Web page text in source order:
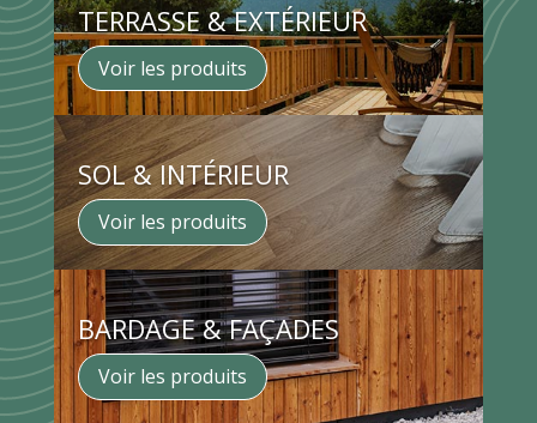
TERRASSE & EXTÉRIEUR
Voir les produits
SOL & INTÉRIEUR
Voir les produits
BARDAGE & FAÇADES
Voir les produits